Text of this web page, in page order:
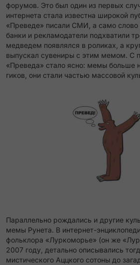
форумов​. Это был один из первых
интернета стала известна широкой
«Преведе» писали СМИ, а само
банки и рекламодатели подхватили
медведем появлялся в роликах, а
выпускал сувениры с этим мемом​. С
«Преведа» стало ясно: мемы больше
гиков, они стали частью массовой
Параллельно рождались и другие
мемы Рунета. В интернет-
фольклора «Луркоморье» (он же
2007 году, детально описывались
мистического Аццкого сотоны до